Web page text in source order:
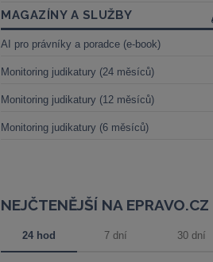
MAGAZÍNY A SLUŽBY
AI pro právníky a poradce (e-book)
Monitoring judikatury (24 měsíců)
Monitoring judikatury (12 měsíců)
Monitoring judikatury (6 měsíců)
NEJČTENĚJŠÍ NA EPRAVO.CZ
24 hod 7 dní 30 dní